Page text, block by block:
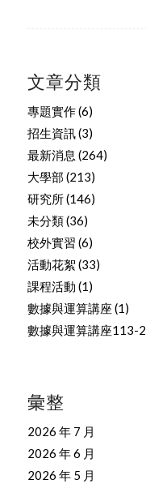
文章分類
專題實作(6)
招生資訊(3)
最新消息 (264)
大學部 (213)
研究所(146)
未分類(36)
校外實習 (6)
活動花絮 (33)
課程活動 (1)
數據與運算講座 (1)
數據與運算講座113-2
彙整
2026 年 7 月
2026 年 6 月
2026 年 5 月